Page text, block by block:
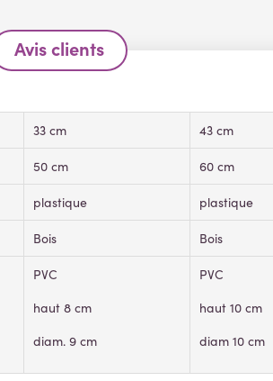
Avis clients
33 cm 43 cm
50 cm 60 cm
plastique plastique
Bois Bois
PVC
haut 8 cm
diam. 9 cm
PVC
haut 10 cm
diam 10 cm